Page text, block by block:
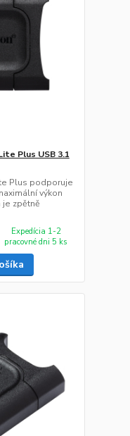
Plus USB 3.1
Plus podporuje
výkon
je zpětně
Expedícia 1-2
pracovné dni 5 ks